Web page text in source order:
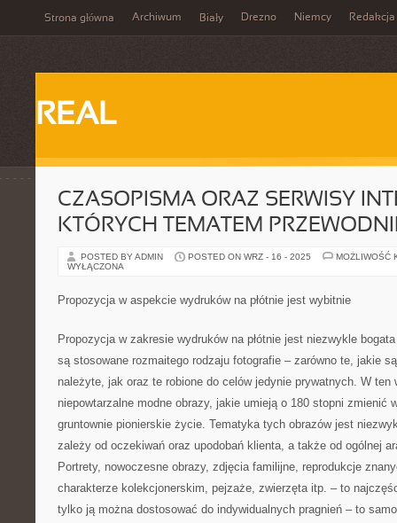
Strona główna Archiwum Biały Drezno Niemcy Redakcja
REAL
CZASOPISMA ORAZ SERWISY
KTÓRYCH TEMATEM
POSTED BY ADMIN POSTED ON WRZ - 16 - 2025
MOŻLIWOŚĆ
WYŁĄCZONA
Propozycja w aspekcie wydruków na płótnie jest wybitnie
Propozycja w zakresie wydruków na płótnie jest niezwykle
są stosowane rozmaitego rodzaju fotografie – zarówno te, jakie
należyte, jak oraz te robione do celów jedynie prywatnych. W ten
niepowtarzalne modne obrazy, jakie umieją o 180 stopni zmienić
gruntownie pionierskie życie. Tematyka tych obrazów jest
zależy od oczekiwań oraz upodobań klienta, a także od ogólnej
Portrety, nowoczesne obrazy, zdjęcia familijne, reprodukcje
charakterze kolekcjonerskim, pejzaże, zwierzęta itp. – to
tylko ją można dostosować do indywidualnych pragnień – to